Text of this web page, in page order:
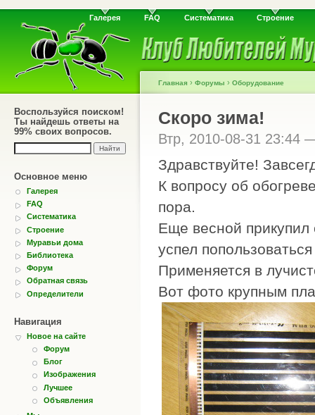
Галерея FAQ Систематика Строение
Воспользуйся поиском!
Ты найдешь ответы на
99% своих вопросов.
Основное меню
Галерея
FAQ
Систематика
Строение
Муравьи дома
Библиотека
Форум
Обратная связь
Определители
Навигация
Новое на сайте
Форум
Блог
Изображения
Лучшее
Объявления
Главная › Форумы › Оборудование
Скоро зима!
Втр, 2010-08-31 23:44
Здравствуйте!
К вопросу об
пора.
Еще весной прикупил
успел
Применяется в
Вот фото крупным